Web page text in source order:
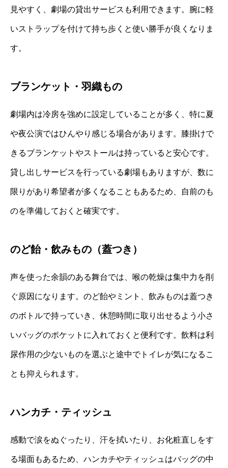
見やすく、劇場の貸出サービスも利用できます。腕に軽
いストラップを付けて持ち歩くと使い勝手が良くなりま
す。
ブランケット・羽織もの
劇場内は冷房を強めに設定していることが多く、特に夏
や夜公演ではひんやり感じる場合があります。膝掛けで
きるブランケットやストールは持っていると安心です。
貸し出しサービスを行っている劇場もありますが、数に
限りがあり希望者が多くなることもあるため、自前のも
のを準備しておくと確実です。
のど飴・飲みもの（蓋つき）
声を使った余韻のある舞台では、喉の乾燥は集中力を削
ぐ原因になります。のど飴やミント、飲みものは蓋つき
のボトルで持っていき、休憩時間に取り出せるよう小さ
いバッグのポケットに入れておくと便利です。飲料は利
尿作用の少ないものを選ぶと途中でトイレが気になるこ
とも抑えられます。
ハンカチ・ティッシュ
感動で涙をぬぐったり、汗を拭いたり、お化粧直しをす
る場面もあるため、ハンカチやティッシュはバッグの中